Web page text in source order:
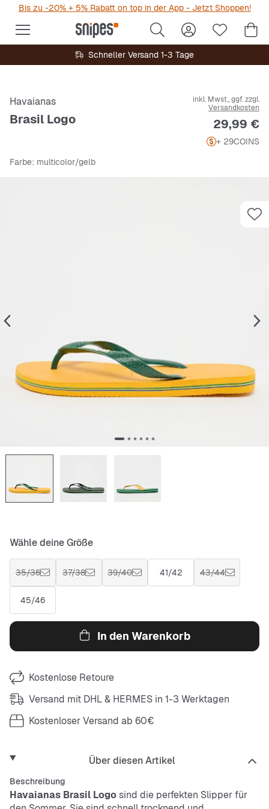
Bis zu -20% + 5% Rabatt on top in der App - Jetzt Shoppen!
Schneller Versand 1-3 Tage
Havaianas
Brasil Logo
inkl. Mwst., ggf. zzgl.
Versandkosten
Preis
29,99 €
+ 29COINS
Farbe: multicolor/gelb
Wähle deine Größe
35/36 37/38 39/40 41/42 43/44
45/46
In den Warenkorb
Kostenlose Retoure
Versand mit DHL & HERMES in 1-3 Werktagen
Kostenloser Versand ab 60€
Über diesen Artikel
Beschreibung
Havaianas Brasil Logosind die perfekten Slipper für